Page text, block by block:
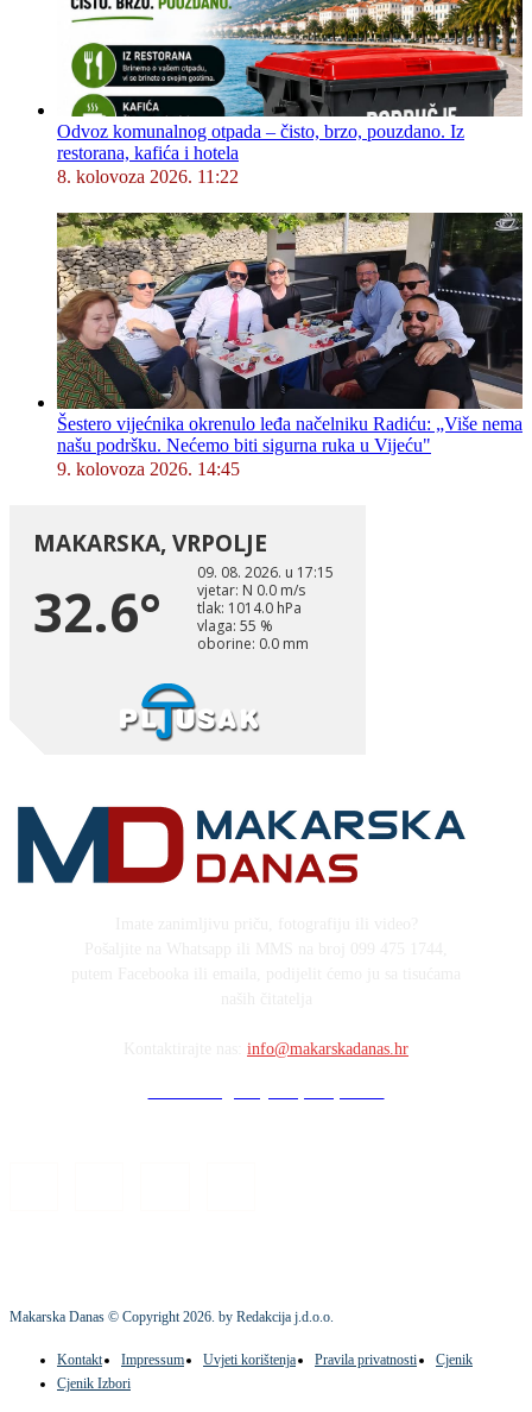
Odvoz komunalnog otpada – čisto, brzo, pouzdano. Iz
restorana, kafića i hotela
8. kolovoza 2026. 11:22
Šestero vijećnika okrenulo leđa načelniku Radiću: „Više nema
našu podršku. Nećemo biti sigurna ruka u Vijeću"
9. kolovoza 2026. 14:45
info@makarskadanas.hr
Makarska Danas © Copyright2026. by Redakcija j.d.o.o.
Kontakt Impressum Uvjeti korištenja Pravila privatnosti
Cjenik
Cjenik Izbori